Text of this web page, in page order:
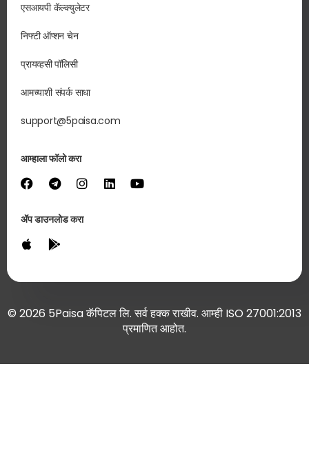
एसआयपी कॅल्क्युलेटर
निफ्टी ऑप्शन चेन
प्रायव्हसी पॉलिसी
आमच्याशी संपर्क साधा
support@5paisa.com
आम्हाला फॉलो करा
ॲप डाउनलोड करा
© 2026 5Paisa कॅपिटल लि. सर्व हक्क राखीव. आम्ही ISO 27001:2013
प्रमाणित आहोत.